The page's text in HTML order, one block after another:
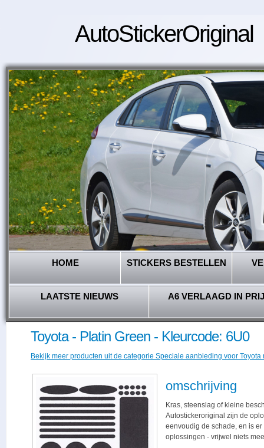
AutoStickerOriginal
HOME STICKERS BESTELLEN
LAATSTE NIEUWS A6 VERLAAGD IN
Toyota - Platin Green - Kleurcode: 6U0
Bekijk meer producten uit de categorie Speciale aanbieding voor Toyota
omschrijving
Kras, steenslag of kleine
Autostickeroriginal zijn de
eenvoudig de schade, en is
oplossingen - vrijwel niets